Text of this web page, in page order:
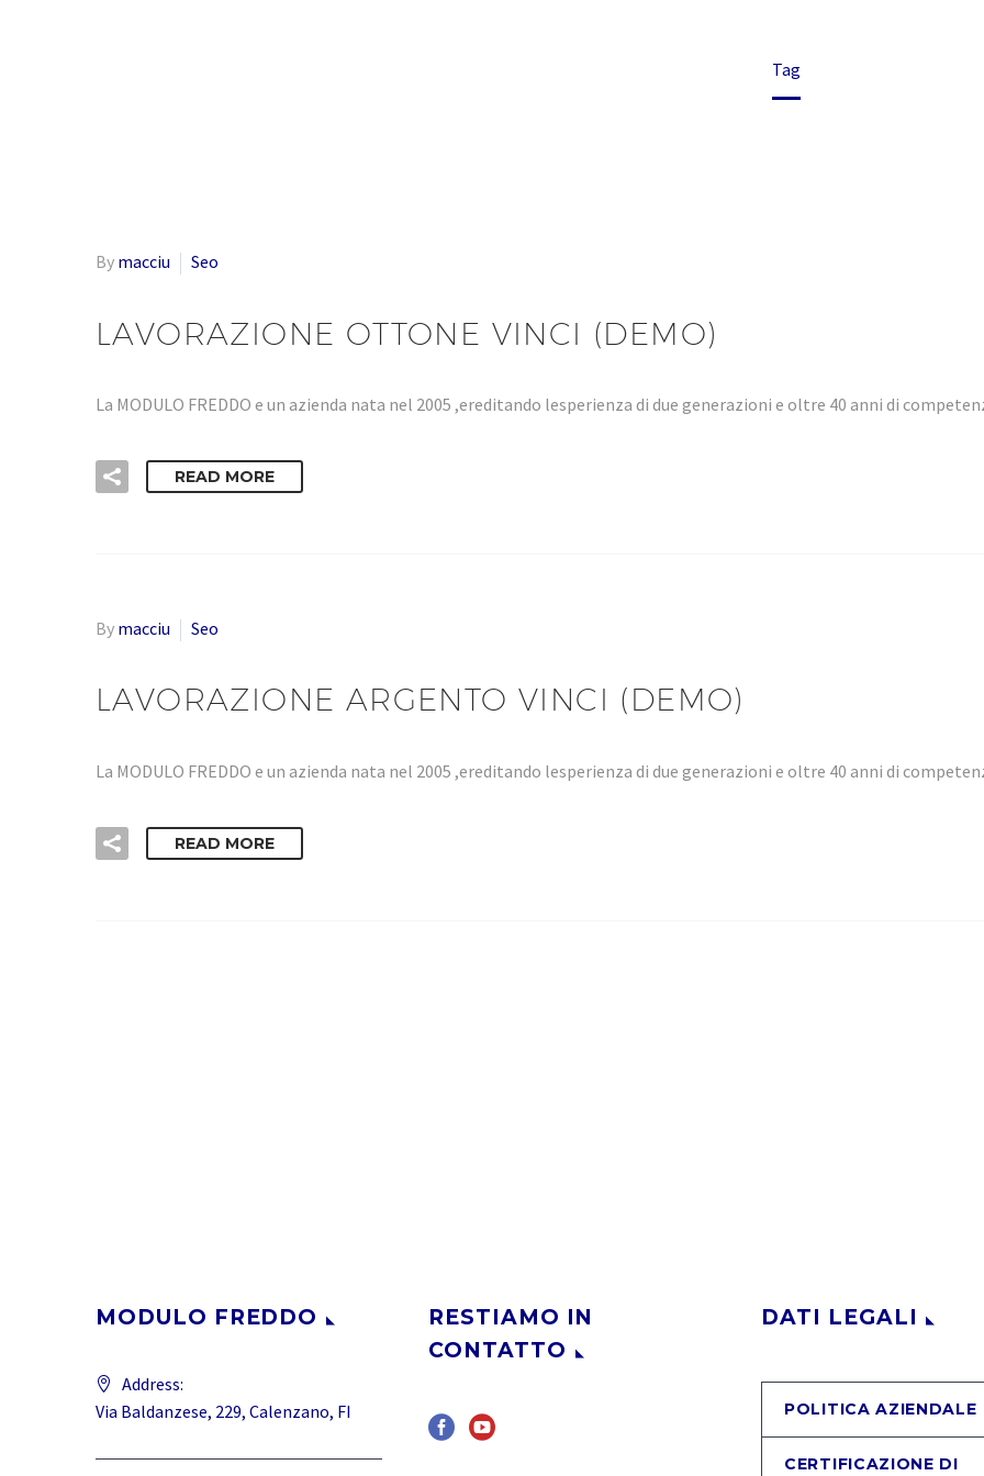
Tag
By macciu Seo
LAVORAZIONE OTTONE VINCI (DEMO)
La MODULO FREDDO e un azienda nata nel 2005 ,ereditando lesperienza di due generazioni e oltre 40 anni di
READ MORE
By macciu Seo
LAVORAZIONE ARGENTO VINCI (DEMO)
La MODULO FREDDO e un azienda nata nel 2005 ,ereditando lesperienza di due generazioni e oltre 40 anni di
READ MORE
MODULO FREDDO
Address:
Via Baldanzese, 229, Calenzano, FI
RESTIAMO IN
CONTATTO
DATI LEGALI
POLITICA AZIENDALE
CERTIFICAZIONE DI